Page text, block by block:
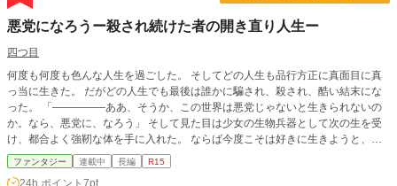
悪党になろうー殺され続けた者の開き直り人生ー
四つ目
何度も何度も色んな人生を過ごした。 そしてどの人生も品行方正に真面目に真
っ当に生きた。 だがどの人生でも最後は誰かに騙され、殺され、酷い結末にな
った。 「―――――ああ、そうか、この世界は悪党じゃないと生きられないの
か。なら、悪党に、なろう」 そして見た目は少女の生物兵器として次の生を受
け、都合よく強靭な体を手に入れた。 ならば今度こそは好きに生きようと、そ
の力を振るって悪党を目指す。 果たして元々生真面目な人間が本当に悪党にな
ファンタジー 連載中 長編 R15
24h.ポイント 7pt